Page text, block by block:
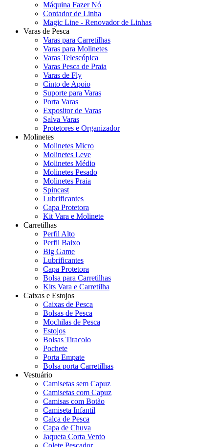
Máquina Fazer Nó
Contador de Linha
Magic Line - Renovador de Linhas
Varas de Pesca
Varas para Carretilhas
Varas para Molinetes
Varas Telescópica
Varas Pesca de Praia
Varas de Fly
Cinto de Apoio
Suporte para Varas
Porta Varas
Expositor de Varas
Salva Varas
Protetores e Organizador
Molinetes
Molinetes Micro
Molinetes Leve
Molinetes Médio
Molinetes Pesado
Molinetes Praia
Spincast
Lubrificantes
Capa Protetora
Kit Vara e Molinete
Carretilhas
Perfil Alto
Perfil Baixo
Big Game
Lubrificantes
Capa Protetora
Bolsa para Carretilhas
Kits Vara e Carretilha
Caixas e Estojos
Caixas de Pesca
Bolsas de Pesca
Mochilas de Pesca
Estojos
Bolsas Tiracolo
Pochete
Porta Empate
Bolsa porta Carretilhas
Vestuário
Camisetas sem Capuz
Camisetas com Capuz
Camisas com Botão
Camiseta Infantil
Calça de Pesca
Capa de Chuva
Jaqueta Corta Vento
Colete Pescador